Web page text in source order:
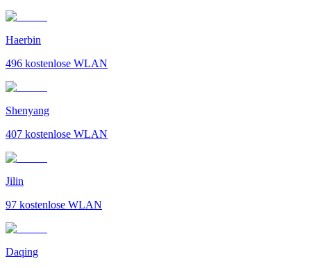
Haerbin
496 kostenlose WLAN
Shenyang
407 kostenlose WLAN
Jilin
97 kostenlose WLAN
Daqing